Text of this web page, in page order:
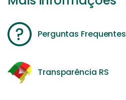
Perguntas Frequentes
Transparência RS